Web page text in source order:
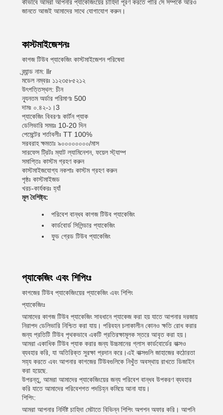
কীভাবে আমরা আপনার প্যাকেজিংয়ের চাহিদা পূরণ করতে পারি সে সম্পর্কে আরও
জানতে আজই আমাদের সাথে যোগাযোগ করুন।
কাস্টমাইজেশনঃ
কাগজ টিউব প্যাকেজিং কাস্টমাইজেশন পরিষেবা
ব্র্যান্ড নাম: llr
মডেল নম্বরঃ ১১২৩৫৮৫২১২
উৎপত্তিস্থল: চীন
ন্যূনতম অর্ডার পরিমাণঃ 500
দামঃ ০.৪২-১।3
প্যাকেজিং বিবরণঃ কার্টন প্যাক
ডেলিভারি সময়ঃ 10-20 দিন
পেমেন্টের শর্তাবলীঃ TT 100%
সরবরাহ ক্ষমতাঃ ৯০০০০০০০০/মাস
সারফেস ট্রিটঃ ম্যাট ল্যামিনেশন, ফয়েল স্ট্যাম্প
সমাপ্তিঃ কাস্টম গ্রহণ করুন
কাস্টমাইজযোগ্য নকশাঃ কাস্টম গ্রহণ করুন
পৃষ্ঠঃ কাস্টমাইজড
খরচ-কার্যকরঃ হ্যাঁ
মূল বৈশিষ্ট্য:
পরিবেশ বান্ধব কাগজ টিউব প্যাকেজিং
কার্ডবোর্ড সিলিন্ডার প্যাকেজিং
ফুড গ্রেড টিউব প্যাকেজিং
প্যাকেজিং এবং শিপিংঃ
কাগজের টিউব প্যাকেজিংয়ের প্যাকেজিং এবং শিপিং
প্যাকেজিংঃ
আমাদের কাগজ টিউব প্যাকেজিং সাবধানে প্যাকেজ করা হয় যাতে আপনার দরজায়
নিরাপদ ডেলিভারি নিশ্চিত করা যায়। পরিবহন চলাকালীন কোনও ক্ষতি রোধ করার
জন্য প্রতিটি টিউব পৃথকভাবে একটি প্রতিরক্ষামূলক স্তরে আবৃত করা হয়।
আমরা একাধিক টিউব প্যাক করার জন্য উচ্চমানের গ্লাস কার্ডবোর্ডের বাক্সও
ব্যবহার করি, যা অতিরিক্ত সুরক্ষা প্রদান করে।এই বাক্সগুলি জাহাজের কঠোরতা
সহ্য করতে এবং আপনার কাগজের টিউবগুলিকে নিখুঁত অবস্থায় রাখতে ডিজাইন
করা হয়েছে.
উপরন্তু, আমরা আমাদের প্যাকেজিংয়ের জন্য পরিবেশ বান্ধব উপকরণ ব্যবহার
করি যাতে আমাদের পরিবেশগত পদচিহ্ন কমিয়ে আনা যায়।
শিপিং:
আমরা আপনার নির্দিষ্ট চাহিদা মেটাতে বিভিন্ন শিপিং অপশন অফার করি। আপনি